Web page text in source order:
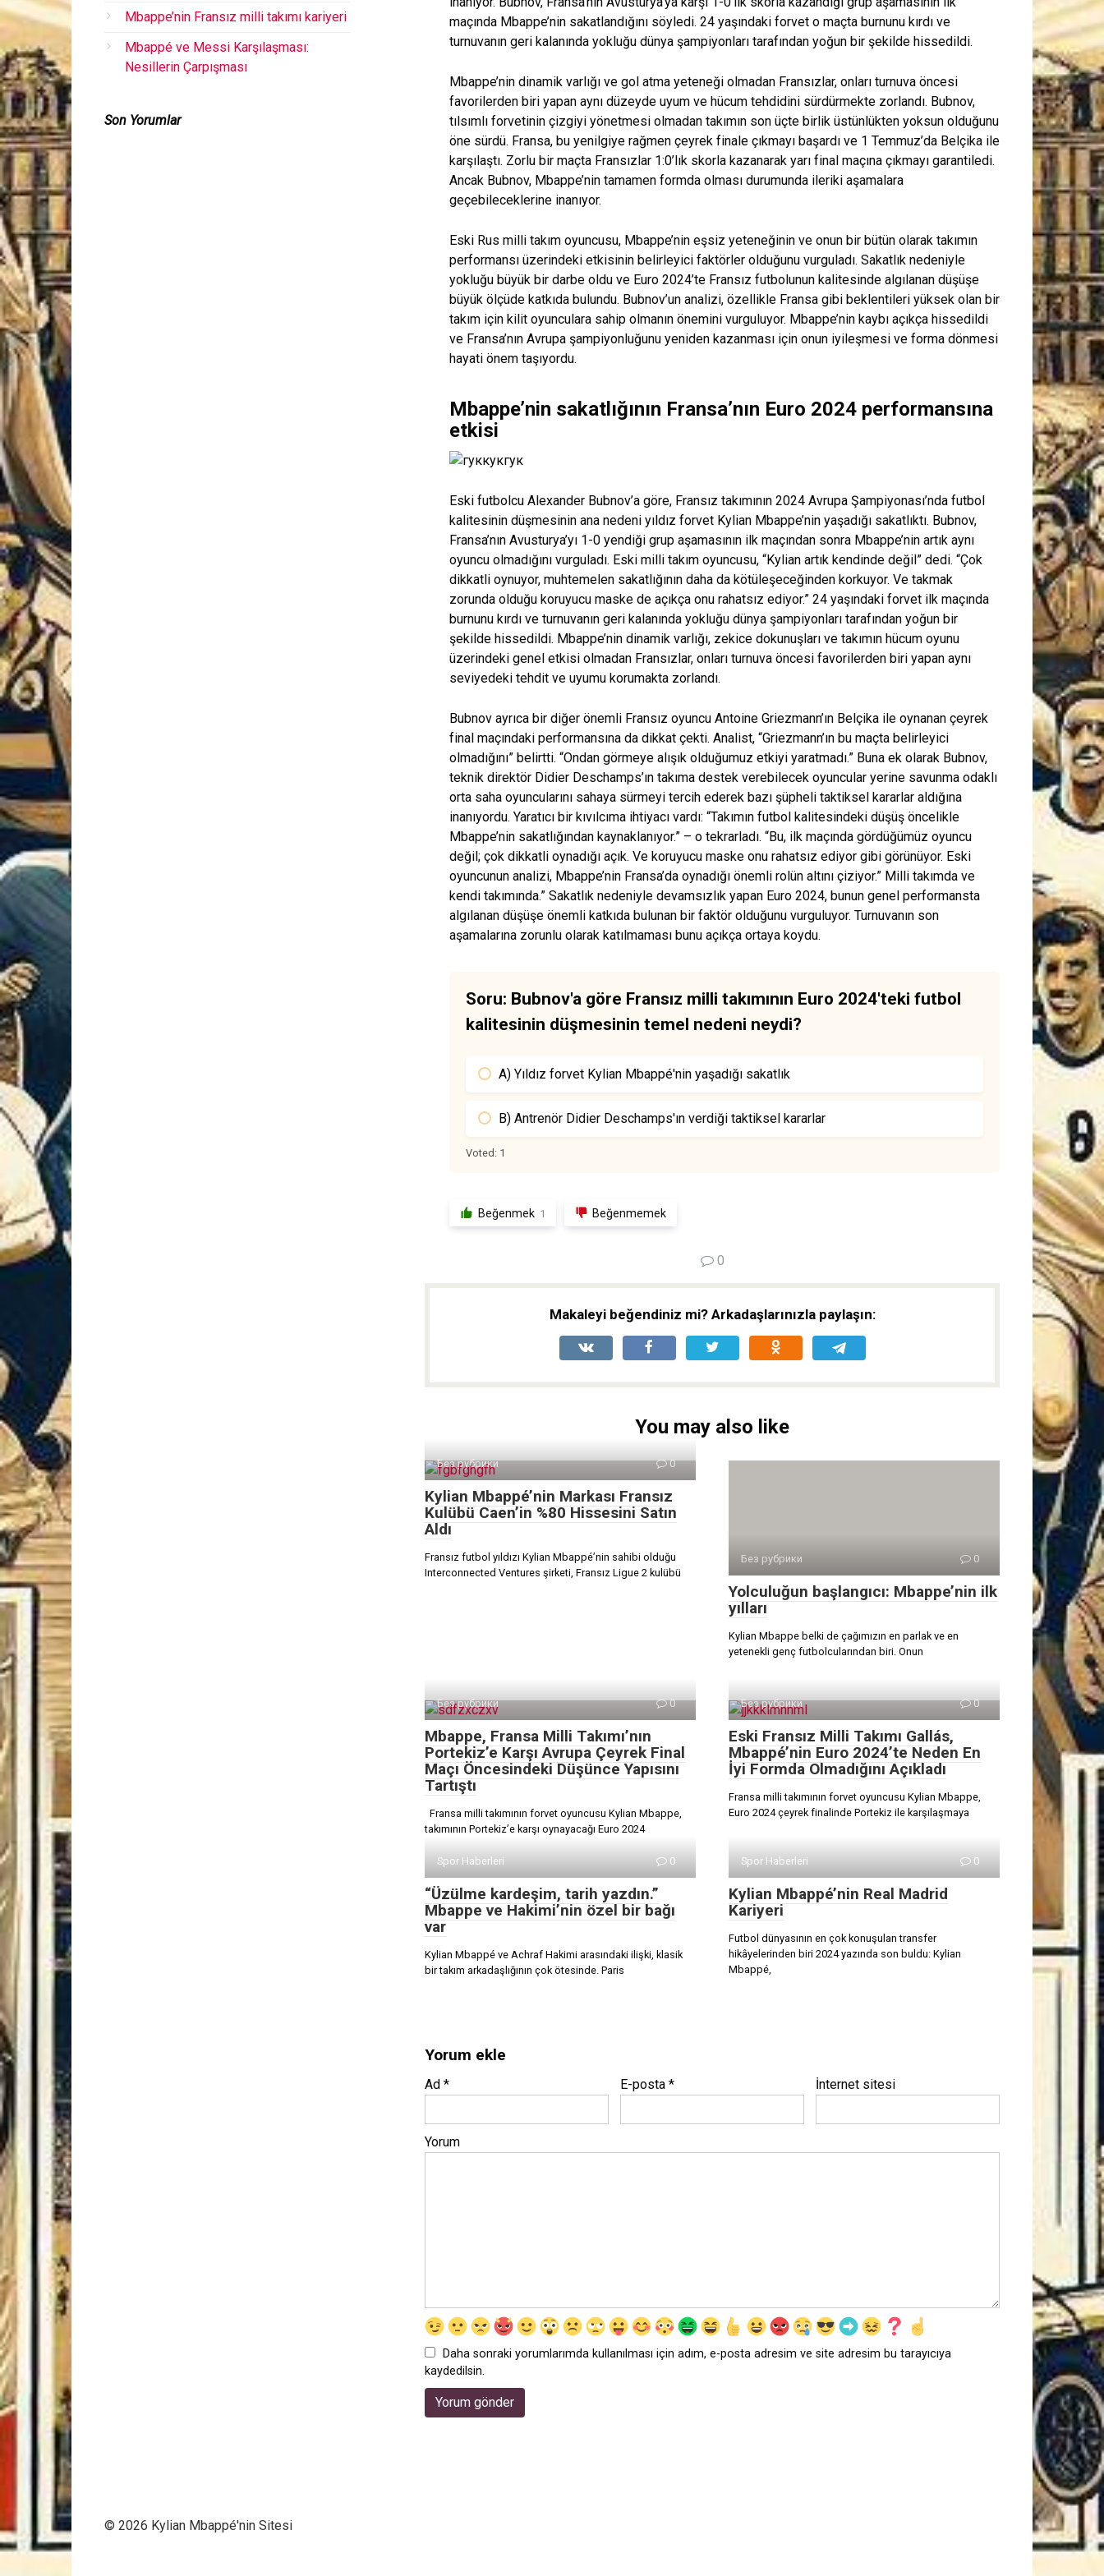
maçında Mbappe’nin sakatlandığını söyledi. 24 yaşındaki forvet o maçta burnunu kırdı ve
turnuvanın geri kalanında yokluğu dünya şampiyonları tarafından yoğun bir şekilde hissedildi.
Mbappe’nin dinamik varlığı ve gol atma yeteneği olmadan Fransızlar, onları turnuva öncesi
favorilerden biri yapan aynı düzeyde uyum ve hücum tehdidini sürdürmekte zorlandı. Bubnov,
tılsımlı forvetinin çizgiyi yönetmesi olmadan takımın son üçte birlik üstünlükten yoksun olduğunu
öne sürdü. Fransa, bu yenilgiye rağmen çeyrek finale çıkmayı başardı ve 1 Temmuz’da Belçika ile
karşılaştı. Zorlu bir maçta Fransızlar 1:0’lık skorla kazanarak yarı final maçına çıkmayı garantiledi.
Ancak Bubnov, Mbappe’nin tamamen formda olması durumunda ileriki aşamalara
geçebileceklerine inanıyor.
Eski Rus milli takım oyuncusu, Mbappe’nin eşsiz yeteneğinin ve onun bir bütün olarak takımın
performansı üzerindeki etkisinin belirleyici faktörler olduğunu vurguladı. Sakatlık nedeniyle
yokluğu büyük bir darbe oldu ve Euro 2024’te Fransız futbolunun kalitesinde algılanan düşüşe
büyük ölçüde katkıda bulundu. Bubnov’un analizi, özellikle Fransa gibi beklentileri yüksek olan bir
takım için kilit oyunculara sahip olmanın önemini vurguluyor. Mbappe’nin kaybı açıkça hissedildi
ve Fransa’nın Avrupa şampiyonluğunu yeniden kazanması için onun iyileşmesi ve forma dönmesi
hayati önem taşıyordu.
Mbappe’nin sakatlığının Fransa’nın Euro 2024 performansına
etkisi
Eski futbolcu Alexander Bubnov’a göre, Fransız takımının 2024 Avrupa Şampiyonası’nda futbol
kalitesinin düşmesinin ana nedeni yıldız forvet Kylian Mbappe’nin yaşadığı sakatlıktı. Bubnov,
Fransa’nın Avusturya’yı 1-0 yendiği grup aşamasının ilk maçından sonra Mbappe’nin artık aynı
oyuncu olmadığını vurguladı. Eski milli takım oyuncusu, “Kylian artık kendinde değil” dedi. “Çok
dikkatli oynuyor, muhtemelen sakatlığının daha da kötüleşeceğinden korkuyor. Ve takmak
zorunda olduğu koruyucu maske de açıkça onu rahatsız ediyor.” 24 yaşındaki forvet ilk maçında
burnunu kırdı ve turnuvanın geri kalanında yokluğu dünya şampiyonları tarafından yoğun bir
şekilde hissedildi. Mbappe’nin dinamik varlığı, zekice dokunuşları ve takımın hücum oyunu
üzerindeki genel etkisi olmadan Fransızlar, onları turnuva öncesi favorilerden biri yapan aynı
seviyedeki tehdit ve uyumu korumakta zorlandı.
Bubnov ayrıca bir diğer önemli Fransız oyuncu Antoine Griezmann’ın Belçika ile oynanan çeyrek
final maçındaki performansına da dikkat çekti. Analist, “Griezmann’ın bu maçta belirleyici
olmadığını” belirtti. “Ondan görmeye alışık olduğumuz etkiyi yaratmadı.” Buna ek olarak Bubnov,
teknik direktör Didier Deschamps’ın takıma destek verebilecek oyuncular yerine savunma odaklı
orta saha oyuncularını sahaya sürmeyi tercih ederek bazı şüpheli taktiksel kararlar aldığına
inanıyordu. Yaratıcı bir kıvılcıma ihtiyacı vardı: “Takımın futbol kalitesindeki düşüş öncelikle
Mbappe’nin sakatlığından kaynaklanıyor.” – o tekrarladı. “Bu, ilk maçında gördüğümüz oyuncu
değil; çok dikkatli oynadığı açık. Ve koruyucu maske onu rahatsız ediyor gibi görünüyor. Eski
oyuncunun analizi, Mbappe’nin Fransa’da oynadığı önemli rolün altını çiziyor.” Milli takımda ve
kendi takımında.” Sakatlık nedeniyle devamsızlık yapan Euro 2024, bunun genel performansta
algılanan düşüşe önemli katkıda bulunan bir faktör olduğunu vurguluyor. Turnuvanın son
aşamalarına zorunlu olarak katılmaması bunu açıkça ortaya koydu.
Soru: Bubnov'a göre Fransız milli takımının Euro 2024'teki futbol
kalitesinin düşmesinin temel nedeni neydi?
A) Yıldız forvet Kylian Mbappé'nin yaşadığı sakatlık
B) Antrenör Didier Deschamps'ın verdiği taktiksel kararlar
Voted: 1
Beğenmek 1 Beğenmemek
0
Makaleyi beğendiniz mi? Arkadaşlarınızla paylaşın:
You may also like
Без рубрики 0
Kylian Mbappé’nin Markası Fransız
Kulübü Caen’in %80 Hissesini Satın
Aldı
Fransız futbol yıldızı Kylian Mbappé’nin sahibi olduğu
Interconnected Ventures şirketi, Fransız Ligue 2 kulübü
Без рубрики 0
Yolculuğun başlangıcı: Mbappe’nin ilk
yılları
Kylian Mbappe belki de çağımızın en parlak ve en
yetenekli genç futbolcularından biri. Onun
Без рубрики 0
Mbappe, Fransa Milli Takımı’nın
Portekiz’e Karşı Avrupa Çeyrek Final
Maçı Öncesindeki Düşünce Yapısını
Tartıştı
Fransa milli takımının forvet oyuncusu Kylian Mbappe,
takımının Portekiz’e karşı oynayacağı Euro 2024
Без рубрики 0
Eski Fransız Milli Takımı Gallás,
Mbappé’nin Euro 2024’te Neden En
İyi Formda Olmadığını Açıkladı
Fransa milli takımının forvet oyuncusu Kylian Mbappe,
Euro 2024 çeyrek finalinde Portekiz ile karşılaşmaya
Spor Haberleri 0
“Üzülme kardeşim, tarih yazdın.”
Mbappe ve Hakimi’nin özel bir bağı
var
Kylian Mbappé ve Achraf Hakimi arasındaki ilişki, klasik
bir takım arkadaşlığının çok ötesinde. Paris
Spor Haberleri 0
Kylian Mbappé’nin Real Madrid
Kariyeri
Futbol dünyasının en çok konuşulan transfer
hikâyelerinden biri 2024 yazında son buldu: Kylian
Mbappé,
Yorum ekle
Ad * E-posta * İnternet sitesi
Yorum
Daha sonraki yorumlarımda kullanılması için adım, e-posta adresim ve site adresim bu tarayıcıya
kaydedilsin.
Mbappe’nin Fransız milli takımı kariyeri
Mbappé ve Messi Karşılaşması:
Nesillerin Çarpışması
Son Yorumlar
© 2026 Kylian Mbappé'nin Sitesi